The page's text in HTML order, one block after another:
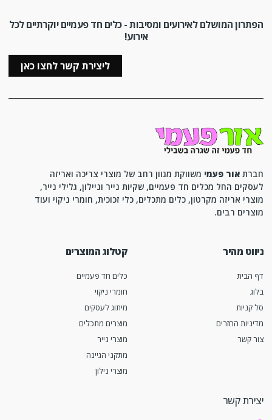
הפתרון המושלם לאירועים ומסיבות - כלים חד פעמיים יוקרתיים לכל
אירוע!
ליצירת קשר לחצו כאן
חברת אור פעמי משווקת מגוון רחב של מוצרי צריכה ואריזה
לעסקים החל מכלים חד פעמיים, שקיות נייר וניילון, גלילי נייר,
מוצרי אריזה מקרטון, כלים מתכלים, כלי זכוכית, חומרי ניקוי ועוד
מוצרים רבים.
ניווט מהיר
דף הבית
בלוג
סל קניות
מדיניות החזרים
צור קשר
קטלוג המוצרים
כלים חד פעמיים
חומרי ניקוי
מיתוג לעסקים
מוצרים מתכלים
מוצרי נייר
מתקני הגיינה
מוצרי נילון
יצירת קשר